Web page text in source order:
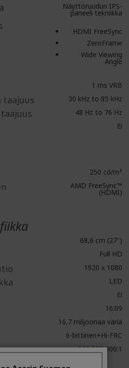
Näyttöruudun IPS-
paneeli tekniikka
HDMI FreeSync
ZeroFrame
Wide Viewing
Angle
1 ms VRB
taajuus 30 kHz to 85 kHz
48 Hz to 76 Hz
Ei
250 cd/m²
AMD FreeSync™
(HDMI)
68,6 cm (27")
Full HD
1920 x 1080
LED
Ei
16:09
16,7 miljoonaa väriä
6-bittinen+Hi-FRC
100,000,000:1